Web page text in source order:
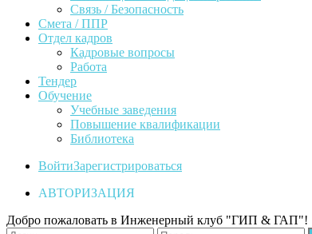
Связь / Безопасность
Смета / ППР
Отдел кадров
Кадровые вопросы
Работа
Тендер
Обучение
Учебные заведения
Повышение квалификации
Библиотека
ВойтиЗарегистрироваться
АВТОРИЗАЦИЯ
Добро пожаловать в Инженерный клуб "ГИП & ГАП"!